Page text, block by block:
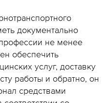
документально
не менее
обеспечить
услуг, доставку
работы и обратно, он
средствами